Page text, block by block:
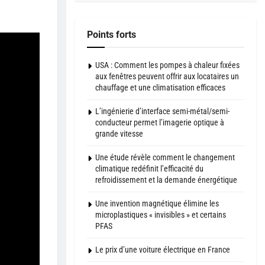
Points forts
USA : Comment les pompes à chaleur fixées
aux fenêtres peuvent offrir aux locataires un
chauffage et une climatisation efficaces
L’ingénierie d’interface semi-métal/semi-
conducteur permet l’imagerie optique à
grande vitesse
Une étude révèle comment le changement
climatique redéfinit l’efficacité du
refroidissement et la demande énergétique
Une invention magnétique élimine les
microplastiques « invisibles » et certains
PFAS
Le prix d’une voiture électrique en France